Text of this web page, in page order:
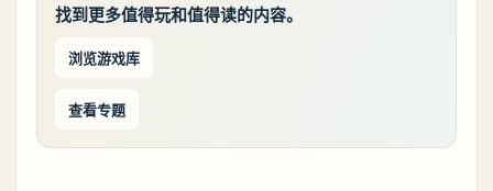
找到更多值得玩和值得读的内容。
浏览游戏库
查看专题